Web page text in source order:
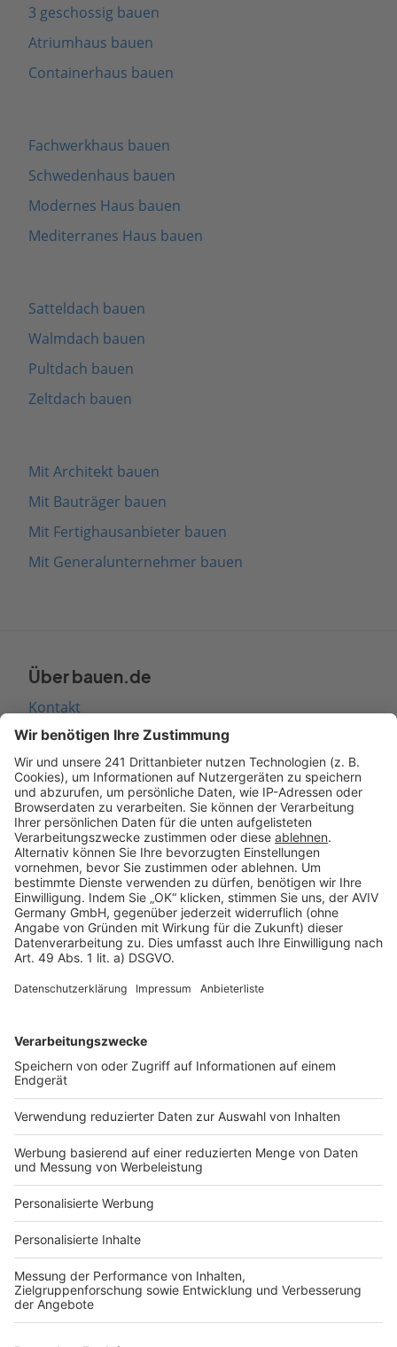
3 geschossig bauen
Atriumhaus bauen
Containerhaus bauen
Fachwerkhaus bauen
Schwedenhaus bauen
Modernes Haus bauen
Mediterranes Haus bauen
Satteldach bauen
Walmdach bauen
Pultdach bauen
Zeltdach bauen
Mit Architekt bauen
Mit Bauträger bauen
Mit Fertighausanbieter bauen
Mit Generalunternehmer bauen
Über bauen.de
Kontakt
Seitenaufbau
Barrierefreiheit
Cookie Einstellungen
Rechtliches
AGB-Übersicht
Datenschutz
Impressum
Services
Bauprojekt-Quiz
Häuser-Suche
Hausanbieter-Suche
Bauprojekt-Profil
Für Unternehmen
Ihre Baufirma auf bauen.de
Kostenloses Infogespräch